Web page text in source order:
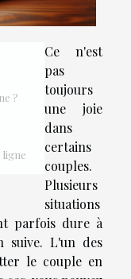
?
Ce n'est
pas
toujours
une joie
dans
certains
couples.
Plusieurs
situations
parfois dure à
suive. L'un des
le couple en